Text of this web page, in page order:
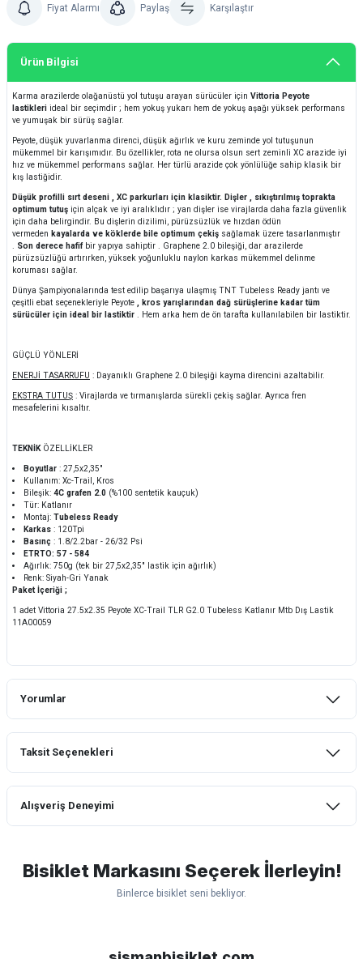
Fiyat Alarmı Paylaş Karşılaştır
Ürün Bilgisi
Karma arazilerde olağanüstü yol tutuşu arayan sürücüler için Vittoria Peyote
lastikleri ideal bir seçimdir ; hem yokuş yukarı hem de yokuş aşağı yüksek performans
ve yumuşak bir sürüş sağlar.
Peyote, düşük yuvarlanma direnci, düşük ağırlık ve kuru zeminde yol tutuşunun
mükemmel bir karışımıdır. Bu özellikler, rota ne olursa olsun sert zeminli XC arazide iyi
hız ve mükemmel performans sağlar. Her türlü arazide çok yönlülüğe sahip klasik bir
kış lastiğidir.
Düşük profilli sırt deseni , XC parkurları için klasiktir. Dişler , sıkıştırılmış toprakta
optimum tutuş için alçak ve iyi aralıklıdır ; yan dişler ise virajlarda daha fazla güvenlik
için daha belirgindir. Bu dişlerin dizilimi, pürüzsüzlük ve hızdan ödün
vermeden kayalarda ve köklerde bile optimum çekiş sağlamak üzere tasarlanmıştır
Son derece hafifbir yapıya sahiptir . Graphene 2.0 bileşiği, dar arazilerde
pürüzsüzlüğü artırırken, yüksek yoğunluklu naylon karkas mükemmel delinme
koruması sağlar.
Dünya Şampiyonalarında test edilip başarıya ulaşmış TNT Tubeless Ready jantı ve
çeşitli ebat seçenekleriyle Peyote
, kros yarışlarından dağ sürüşlerine kadar tüm
sürücüler için ideal bir lastiktir . Hem arka hem de ön tarafta kullanılabilen bir lastiktir.
GÜÇLÜ YÖNLERİ
ENERJİ TASARRUFU : Dayanıklı Graphene 2.0 bileşiği kayma direncini azaltabilir.
EKSTRA TUTUŞ : Virajlarda ve tırmanışlarda sürekli çekiş sağlar. Ayrıca fren
mesafelerini kısaltır.
TEKNİKÖZELLİKLER
Boyutlar : 27,5x2,35"
Kullanım: Xc-Trail, Kros
Bileşik:4C grafen 2.0 (%100 sentetik kauçuk)
Tür: Katlanır
Montaj:Tubeless Ready
Karkas : 120Tpi
Basınç : 1.8/2.2bar - 26/32 Psi
ETRTO: 57 - 584
Ağırlık: 750g (tek bir 27,5x2,35" lastik için ağırlık)
Renk: Siyah-Gri Yanak
Paket İçeriği ;
1 adet Vittoria 27.5x2.35 Peyote XC-Trail TLR G2.0 Tubeless Katlanır Mtb Dış Lastik
11A00059
Yorumlar
Taksit Seçenekleri
Alışveriş Deneyimi
lastik yanak kısmından 3cm yarıldı ama
normal sürüşe uygun
Bisiklet Markasını Seçerek İlerleyin!
Binlerce bisiklet seni bekliyor.